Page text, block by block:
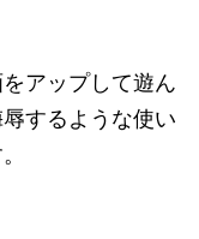
アップして遊ん
するような使い